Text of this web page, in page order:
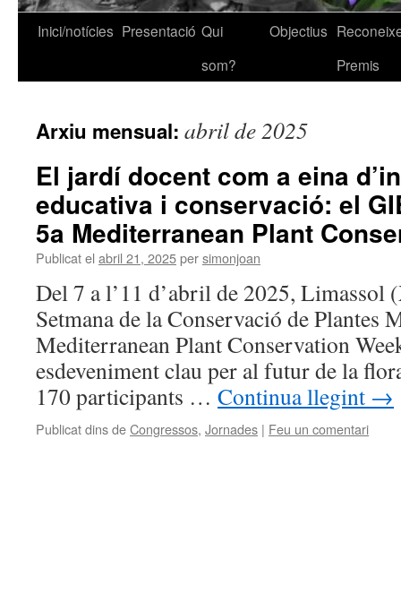
Inici/notícies Presentació Qui
som?
Objectius
Premis
Arxiu mensual: abril de 2025
El jardí docent com a eina
educativa i conservació: el
5a Mediterranean Plant
Publicat el abril 21, 2025persimonjoan
Del 7 a l’11 d’abril de 2025, Limassol
Setmana de la Conservació de Plantes
Mediterranean Plant Conservation
esdeveniment clau per al futur de la
170 participants … Continua llegint →
Publicat dins deCongressos, Jornades | Feu un comentari